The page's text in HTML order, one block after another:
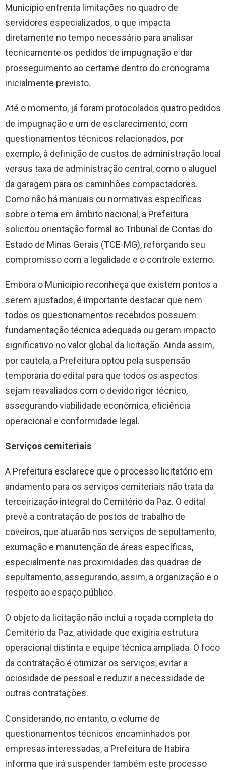
Município enfrenta limitações no quadro de
servidores especializados, o que impacta
diretamente no tempo necessário para analisar
tecnicamente os pedidos de impugnação e dar
prosseguimento ao certame dentro do cronograma
inicialmente previsto.
Até o momento, já foram protocolados quatro pedidos
de impugnação e um de esclarecimento, com
questionamentos técnicos relacionados, por
exemplo, à definição de custos de administração local
versus taxa de administração central, como o aluguel
da garagem para os caminhões compactadores.
Como não há manuais ou normativas específicas
sobre o tema em âmbito nacional, a Prefeitura
solicitou orientação formal ao Tribunal de Contas do
Estado de Minas Gerais (TCE-MG), reforçando seu
compromisso com a legalidade e o controle externo.
Embora o Município reconheça que existem pontos a
serem ajustados, é importante destacar que nem
todos os questionamentos recebidos possuem
fundamentação técnica adequada ou geram impacto
significativo no valor global da licitação. Ainda assim,
por cautela, a Prefeitura optou pela suspensão
temporária do edital para que todos os aspectos
sejam reavaliados com o devido rigor técnico,
assegurando viabilidade econômica, eficiência
operacional e conformidade legal.
Serviços cemiteriais
A Prefeitura esclarece que o processo licitatório em
andamento para os serviços cemiteriais não trata da
terceirização integral do Cemitério da Paz. O edital
prevê a contratação de postos de trabalho de
coveiros, que atuarão nos serviços de sepultamento,
exumação e manutenção de áreas específicas,
especialmente nas proximidades das quadras de
sepultamento, assegurando, assim, a organização e o
respeito ao espaço público.
O objeto da licitação não inclui a roçada completa do
Cemitério da Paz, atividade que exigiria estrutura
operacional distinta e equipe técnica ampliada. O foco
da contratação é otimizar os serviços, evitar a
ociosidade de pessoal e reduzir a necessidade de
outras contratações.
Considerando, no entanto, o volume de
questionamentos técnicos encaminhados por
empresas interessadas, a Prefeitura de Itabira
informa que irá suspender também este processo